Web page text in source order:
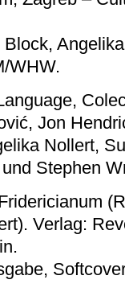
WHW.
Jon
Nollert,
Stephen
Verlag: